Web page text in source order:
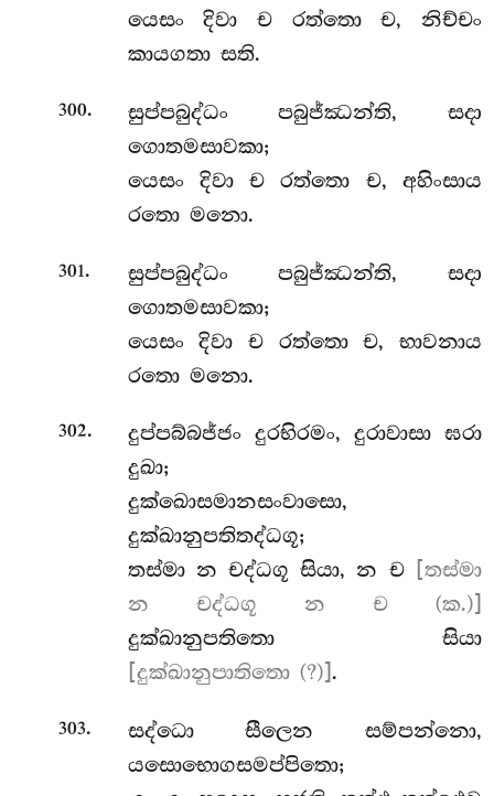
යෙසං දිවා ච රත්තො ච, නිච්චං
කායගතා සති.
300.
සුප්පබුද්ධං පබුජ්ඣන්ති, සදා
ගොතමසාවකා;
යෙසං දිවා ච රත්තො ච, අහිංසාය
රතො මනො.
301.
සුප්පබුද්ධං පබුජ්ඣන්ති, සදා
ගොතමසාවකා;
යෙසංදිවා ච රත්තො ච, භාවනාය
රතො මනො.
302.
දුප්පබ්බජ්ජං දුරභිරමං, දුරාවාසා ඝරා
දුඛා;
දුක්ඛොසමානසංවාසො,
දුක්ඛානුපතිතද්ධගූ;
තස්මා න චද්ධගූ සියා, න ච
[තස්මා
න චද්ධගූ න ච (ක.)]
දුක්ඛානුපතිතො සියා
[දුක්ඛානුපාතිතො (?)] .
303.
සද්ධො සීලෙන සම්පන්නො,
යසොභොගසමප්පිතො;